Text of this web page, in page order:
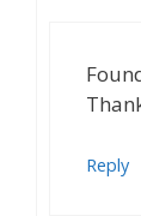
Reply